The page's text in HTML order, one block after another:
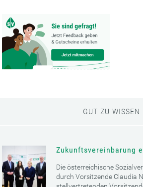
GUT ZU WISSEN
Zukunftsvereinbarung
Die österreichische
durch Vorsitzende Claudia